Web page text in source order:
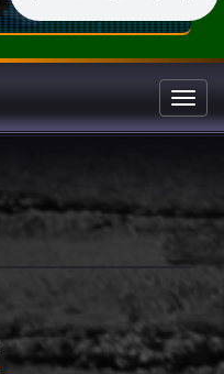
Toggle